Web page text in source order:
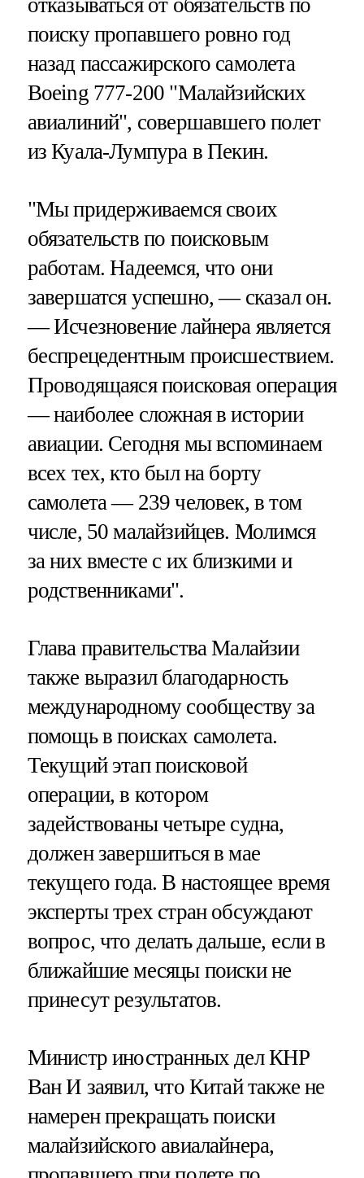
поиску пропавшего ровно год
назад пассажирского самолета
Boeing 777-200 "Малайзийских
авиалиний", совершавшего полет
из Куала-Лумпура в Пекин.
"Мы придерживаемся своих
обязательств по поисковым
работам. Надеемся, что они
завершатся успешно, — сказал он.
— Исчезновение лайнера является
беспрецедентным происшествием.
Проводящаяся поисковая операция
— наиболее сложная в истории
авиации. Сегодня мы вспоминаем
всех тех, кто был на борту
самолета — 239 человек, в том
числе, 50 малайзийцев. Молимся
за них вместе с их близкими и
родственниками".
Глава правительства Малайзии
также выразил благодарность
международному сообществу за
помощь в поисках самолета.
Текущий этап поисковой
операции, в котором
задействованы четыре судна,
должен завершиться в мае
текущего года. В настоящее время
эксперты трех стран обсуждают
вопрос, что делать дальше, если в
ближайшие месяцы поиски не
принесут результатов.
Министр иностранных дел КНР
Ван И заявил, что Китай также не
намерен прекращать поиски
малайзийского авиалайнера,